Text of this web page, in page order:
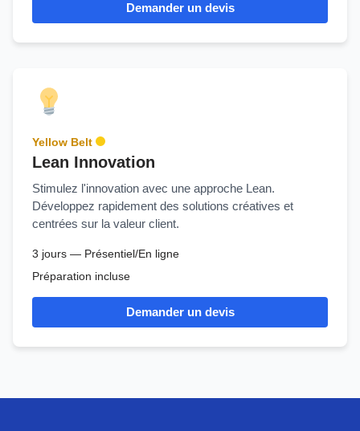
Demander un devis
Yellow Belt
Lean Innovation
Stimulez l'innovation avec une approche Lean.
Développez rapidement des solutions créatives et
centrées sur la valeur client.
3 jours — Présentiel/En ligne
Préparation incluse
Demander un devis